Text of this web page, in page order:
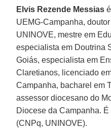
Elvis Rezende Messias
UEMG-Campanha,
UNINOVE, mestre em
especialista em Doutrina
Goiás, especialista em
Claretianos, licenciado
Campanha, bacharel em
assessor diocesano do
Diocese da Campanha.
(CNPq, UNINOVE).